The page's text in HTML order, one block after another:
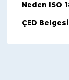
Neden ISO
ÇED Belgesi